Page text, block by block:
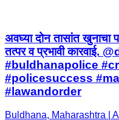
अवघ्या दोन तासांत खुनाचा
तत्पर व प्रभावी
#buldhanapolice
#policesuccess
#lawandorder
Buldhana, Maharashtra |